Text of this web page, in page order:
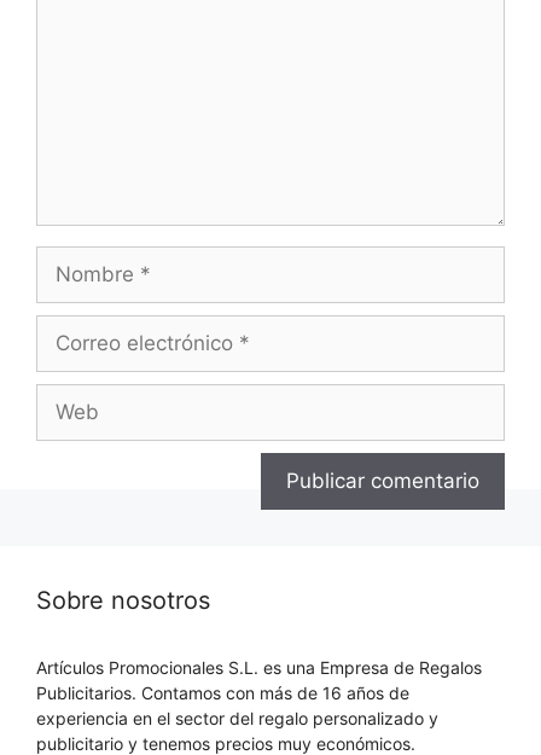
electrónico
Sobre nosotros
Artículos Promocionales S.L. es una Empresa de Regalos
Publicitarios. Contamos con más de 16 años de
experiencia en el sector del regalo personalizado y
publicitario y tenemos precios muy económicos.